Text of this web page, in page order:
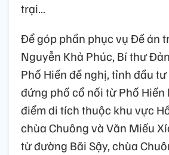
trại…
Để góp phần phục vụ Đề án
Nguyễn Khả Phúc, Bí thư
Phố Hiến đề nghị, tỉnh đầu
đứng phố cổ nối từ Phố Hiến
điểm di tích thuộc khu vực
chùa Chuông và Văn Miếu
từ đường Bãi Sậy, chùa